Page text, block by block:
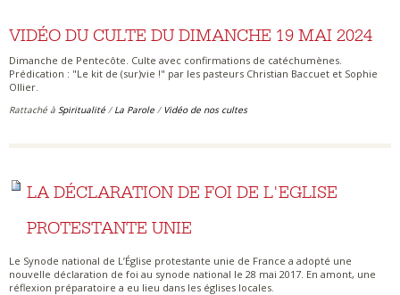
VIDÉO DU CULTE DU DIMANCHE 19 MAI 2024
Dimanche de Pentecôte. Culte avec confirmations de catéchumènes.
Prédication : "Le kit de (sur)vie !" par les pasteurs Christian Baccuet et Sophie
Ollier.
Rattaché à Spiritualité / La Parole / Vidéo de nos cultes
LA DÉCLARATION DE FOI DE L'EGLISE
PROTESTANTE UNIE
Le Synode national de L’Église protestante unie de France a adopté une
nouvelle déclaration de foi au synode national le 28 mai 2017. En amont, une
réflexion préparatoire a eu lieu dans les églises locales.